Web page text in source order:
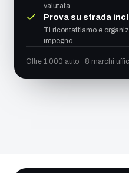
valutata.
Prova su strada
Ti ricontattiamo e
impegno.
Oltre 1.000 auto · 8 marchi